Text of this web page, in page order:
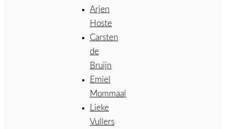
Arjen
Hoste
Carsten
de
Bruijn
Emiel
Mommaal
Lieke
Vullers